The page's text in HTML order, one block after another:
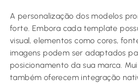
A personalização dos modelos
forte. Embora cada template
visual, elementos como cores,
imagens podem ser adaptados
posicionamento da sua marca.
também oferecem integração